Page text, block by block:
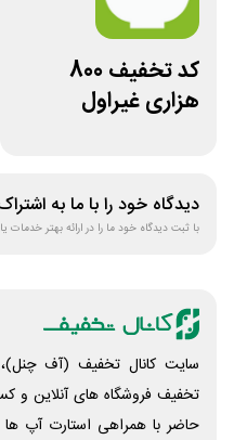
کد تخفیف 800
هزاری غیراول
دیدگاه خود را با ما به
با ثبت دیدگاه خود ما را در ارائه بهتر خدمات
سایت کانال تخفیف (آف
تخفیف فروشگاه های آنلاین و
حاضر با همراهی استارت آپ